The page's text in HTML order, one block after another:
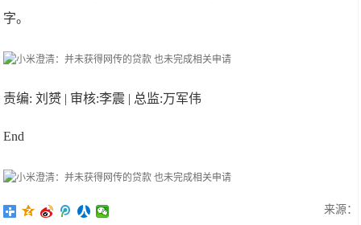
字。
责编: 刘赟 | 审核:李震 | 总监:万军伟
End
来源：